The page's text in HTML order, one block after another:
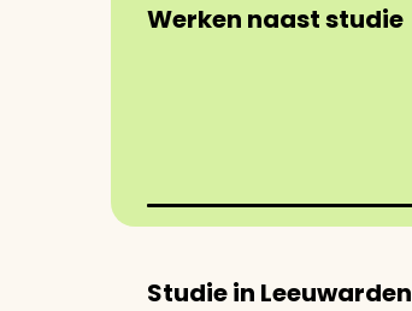
Werken naast studie
Studie in Leeuwarden